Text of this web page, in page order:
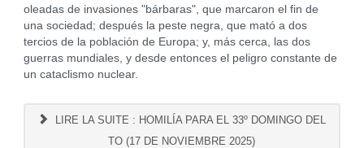
oleadas de invasiones "bárbaras", que marcaron el fin de
una sociedad; después la peste negra, que mató a dos
tercios de la población de Europa; y, más cerca, las dos
guerras mundiales, y desde entonces el peligro constante de
un cataclismo nuclear.
LIRE LA SUITE : HOMILÍA PARA EL 33º DOMINGO DEL
TO (17 DE NOVIEMBRE 2025)